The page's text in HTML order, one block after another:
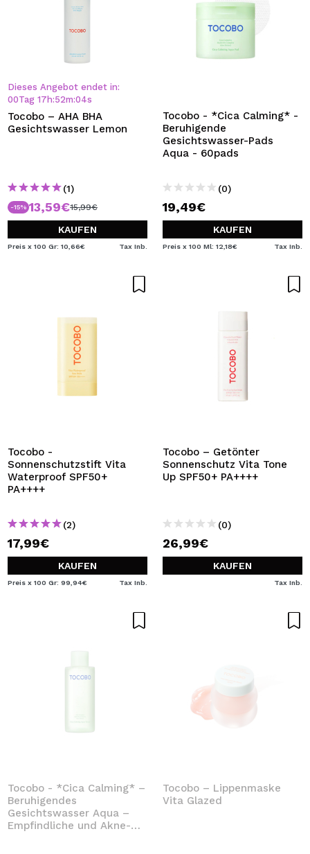
Dieses Angebot endet in:
00Tag 17 h:52m:04s
Tocobo – AHA BHA
Gesichtswasser Lemon
(1)
-15% 13,59€15,99€
KAUFEN
Preis x 100 Gr: 10,66€ Tax Inb.
Tocobo - *Cica Calming* -
Beruhigende
Gesichtswasser-Pads
Aqua - 60pads
(0)
19,49€
KAUFEN
Preis x 100 Ml: 12,18€ Tax Inb.
Tocobo -
Sonnenschutzstift Vita
Waterproof SPF50+
PA++++
(2)
17,99€
KAUFEN
Preis x 100 Gr: 99,94€ Tax Inb.
Tocobo – Getönter
Sonnenschutz Vita Tone
Up SPF50+ PA++++
(0)
26,99€
KAUFEN
Tax Inb.
Tocobo - *Cica Calming* –
Beruhigendes
Gesichtswasser Aqua –
Empfindliche und Akne-
Tocobo – Lippenmaske
Vita Glazed